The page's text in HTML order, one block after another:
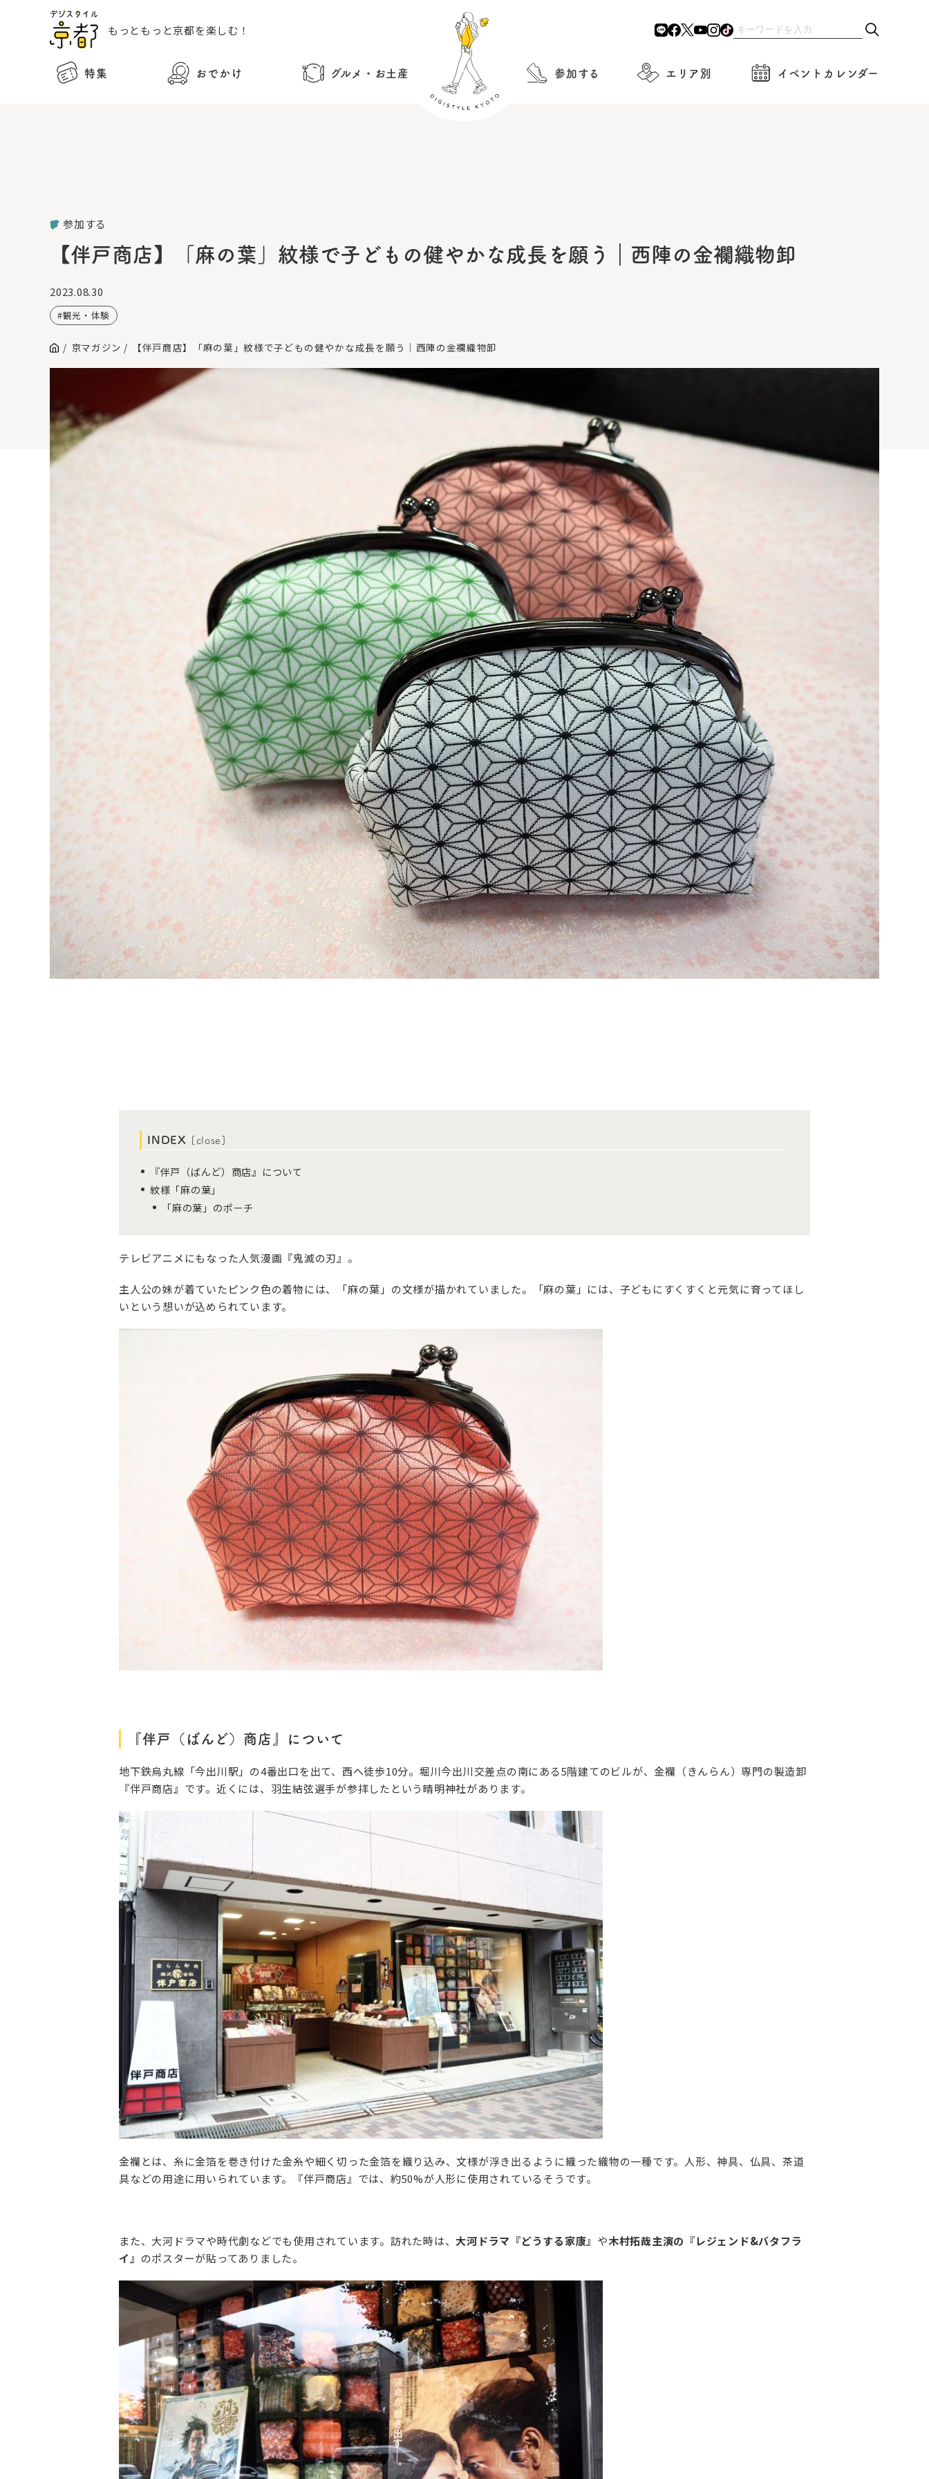
もっともっと京都を楽しむ！
特集 おでかけ グルメ・お土産 参加する エリア別 イベントカレンダー
参加する
【伴戸商店】「麻の葉」紋様で子どもの健やかな成長を願う｜西陣の金襴織物卸
2023.08.30
観光・体験
京マガジン 【伴戸商店】「麻の葉」紋様で子どもの健やかな成長を願う｜西陣の金襴織物卸
INDEX [ close ]
『伴戸（ばんど）商店』について
紋様「麻の葉」
「麻の葉」のポーチ
テレビアニメにもなった人気漫画『鬼滅の刃』。
主人公の妹が着ていたピンク色の着物には、「麻の葉」の文様が描かれていました。「麻の葉」には、子どもにすくすくと元気に育ってほし
いという想いが込められています。
『伴戸（ばんど）商店』について
地下鉄烏丸線「今出川駅」の4番出口を出て、西へ徒歩10分。堀川今出川交差点の南にある5階建てのビルが、金襴（きんらん）専門の製造卸
『伴戸商店』です。近くには、羽生結弦選手が参拝したという晴明神社があります。
金襴とは、糸に金箔を巻き付けた金糸や細く切った金箔を織り込み、文様が浮き出るように織った織物の一種です。人形、神具、仏具、茶道
具などの用途に用いられています。『伴戸商店』では、約50%が人形に使用されているそうです。
また、大河ドラマや時代劇などでも使用されています。訪れた時は、大河ドラマ『どうする家康』 や木村拓哉主演の『レジェンド&バタフラ
イ』 のポスターが貼ってありました。